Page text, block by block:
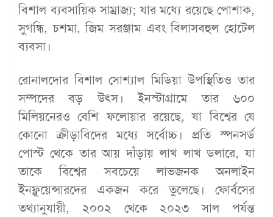
বিশাল ব্যবসায়িক সাম্রাজ্য; যার মধ্যে রয়েছে পোশাক,
সুগন্ধি, চশমা, জিম সরঞ্জাম এবং বিলাসবহুল হোটেল
ব্যবসা।
রোনালদোর বিশাল সোশ্যাল মিডিয়া উপস্থিতিও তার
সম্পদের বড় উৎস। ইনস্টাগ্রামে তার ৬০০
মিলিয়নেরও বেশি ফলোয়ার রয়েছে, যা বিশ্বের যে
কোনো ক্রীড়াবিদের মধ্যে সর্বোচ্চ। প্রতি স্পনসর্ড
পোস্ট থেকে তার আয় দাঁড়ায় লাখ লাখ ডলারে, যা
তাকে বিশ্বের সবচেয়ে লাভজনক অনলাইন
ইনফ্লুয়েন্সারদের একজন করে তুলেছে। ফোর্বসের
তথ্যানুযায়ী, ২০০২ থেকে ২০২৩ সাল পর্যন্ত